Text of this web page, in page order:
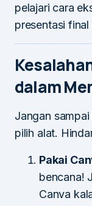
pelajari cara
presentasi
dalam
Jangan
pilih alat.
Pakai
bencana!
Canva